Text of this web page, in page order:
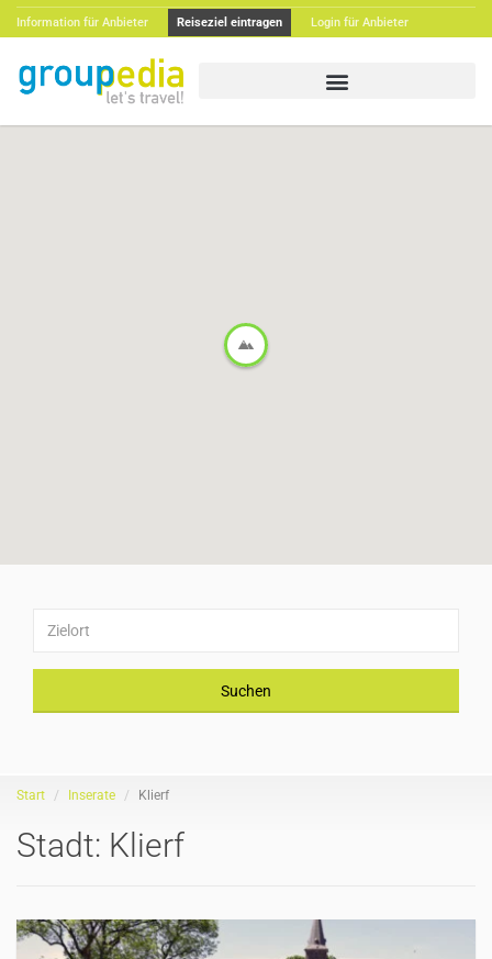
Information für Anbieter Reiseziel eintragen Login für Anbieter
Suchen
Start Inserate Klierf
Stadt: Klierf